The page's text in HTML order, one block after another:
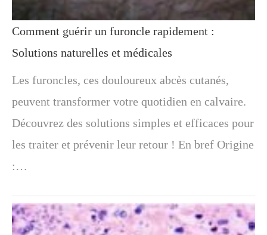
Comment guérir un furoncle rapidement :
Solutions naturelles et médicales
Les furoncles, ces douloureux abcès cutanés,
peuvent transformer votre quotidien en calvaire.
Découvrez des solutions simples et efficaces pour
les traiter et prévenir leur retour ! En bref Origine
:…